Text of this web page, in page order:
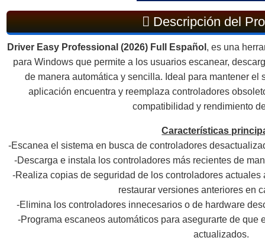
Descripción del
Driver Easy Professional (2026) Full Español , es una
para Windows que permite a los usuarios escanear,
de manera automática y sencilla. Ideal para mantener el
aplicación encuentra y reemplaza controladores
compatibilidad y rendimiento
Características
-Escanea el sistema en busca de controladores
-Descarga e instala los controladores más recientes de
-Realiza copias de seguridad de los controladores
restaurar versiones anteriores en
-Elimina los controladores innecesarios o de hardware
-Programa escaneos automáticos para asegurarte de que
actualizados.